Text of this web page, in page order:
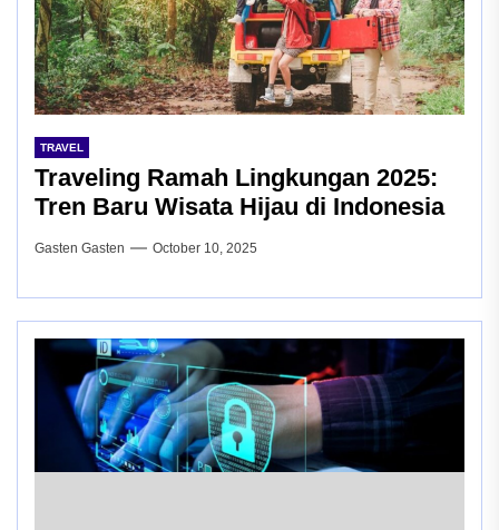
TRAVEL
Traveling Ramah Lingkungan 2025:
Tren Baru Wisata Hijau di Indonesia
Gasten Gasten October 10, 2025